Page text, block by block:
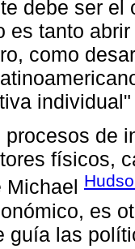
debe ser
es tanto
como
procesos de
físicos,
Michael
es
guía las